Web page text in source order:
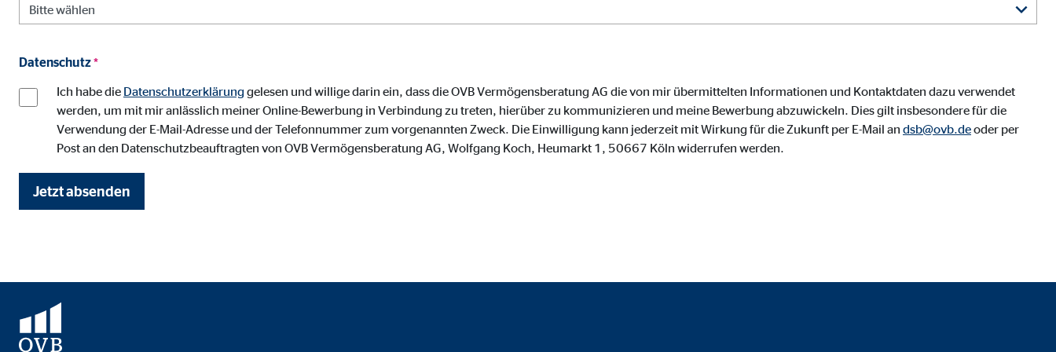
Datenschutz*
Ich habe die Datenschutzerklärung gelesen und willige darin ein, dass die OVB Vermögensberatung AG die von mir übermittelten Informationen und Kontaktdaten dazu verwendet
werden, um mit mir anlässlich meiner Online-Bewerbung in Verbindung zu treten, hierüber zu kommunizieren und meine Bewerbung abzuwickeln. Dies gilt insbesondere für die
Verwendung der E-Mail-Adresse und der Telefonnummer zum vorgenannten Zweck. Die Einwilligung kann jederzeit mit Wirkung für die Zukunft per E-Mail an dsb@ovb.deoder per
Post an den Datenschutzbeauftragten von OVB Vermögensberatung AG, Wolfgang Koch, Heumarkt 1, 50667 Köln widerrufen werden.
Jetzt absenden